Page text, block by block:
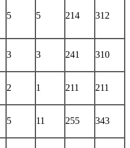
5 5 214 312
3 3 241 310
2 1 211 211
5 11 255 343